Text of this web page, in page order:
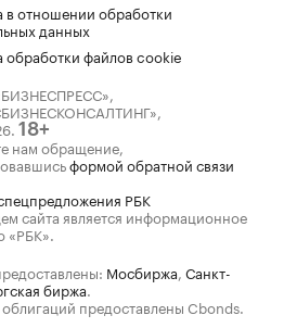
в отношении обработки
данных
обработки файлов cookie
. 18+
нам обращение,
формой обратной связи
РБК
сайта является информационное
«РБК».
Мосбиржа, Санкт-
биржа.
предоставлены Cbonds.